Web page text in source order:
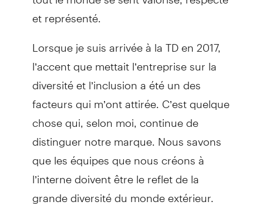
et représenté.
Lorsque je suis arrivée à la TD en 2017,
l’accent que mettait l’entreprise sur la
diversité et l’inclusion a été un des
facteurs qui m’ont attirée. C’est quelque
chose qui, selon moi, continue de
distinguer notre marque. Nous savons
que les équipes que nous créons à
l’interne doivent être le reflet de la
grande diversité du monde extérieur.